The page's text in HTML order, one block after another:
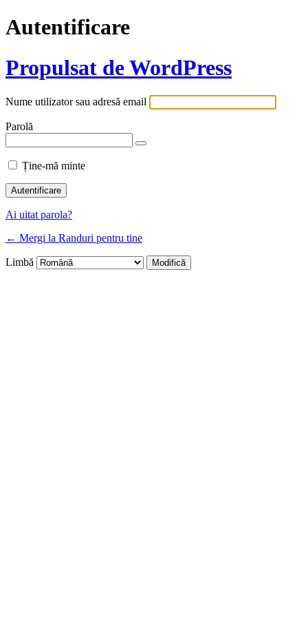
Autentificare
Propulsat de WordPress
Nume utilizator sau adresă email
Parolă
Ține-mă minte
Ai uitat parola?
← Mergi la Randuri pentru tine
Limbă